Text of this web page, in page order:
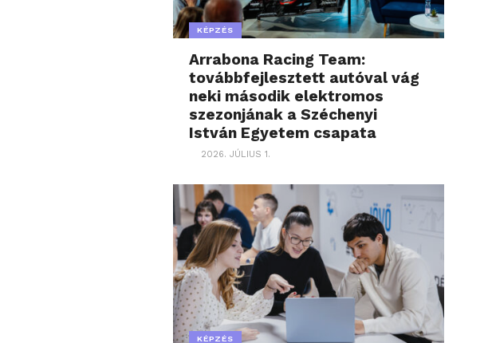
KÉPZÉS
Arrabona Racing Team:
továbbfejlesztett autóval vág
neki második elektromos
szezonjának a Széchenyi
István Egyetem csapata
2026. JÚLIUS 1.
KÉPZÉS